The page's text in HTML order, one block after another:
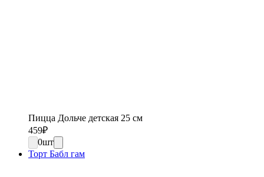
Пицца Дольче детская 25 см
459₽
0шт
Торт Бабл гам